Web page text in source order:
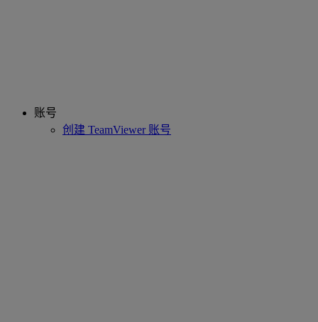
账号
创建 TeamViewer 账号